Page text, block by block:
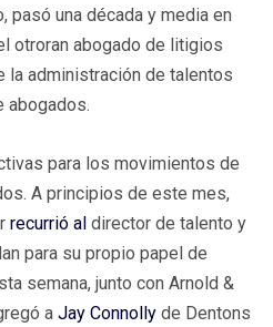
pasó una década y media en
otroran abogado de litigios
la administración de talentos
abogados.
para los movimientos de
A principios de este mes,
recurrió al director de talento y
para su propio papel de
semana, junto con Arnold &
a Jay Connolly de Dentons